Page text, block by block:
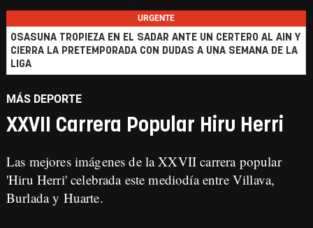
URGENTE
OSASUNA TROPIEZA EN EL SADAR ANTE UN CERTERO AL AIN Y
CIERRA LA PRETEMPORADA CON DUDAS A UNA SEMANA DE LA
LIGA
MÁS DEPORTE
XXVII Carrera Popular Hiru Herri
Las mejores imágenes de la XXVII carrera popular
'Hiru Herri' celebrada este mediodía entre Villava,
Burlada y Huarte.